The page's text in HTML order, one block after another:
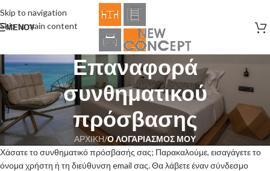
Skip to navigation
Skip to main content
ΜΕΝΟΎ
Επαναφορά
συνθηματικού
πρόσβασης
ΑΡΧΙΚΗ/Ο ΛΟΓΑΡΙΑΣΜΟΣ ΜΟΥ
Χάσατε το συνθηματικό πρόσβασής σας; Παρακαλούμε, εισαγάγετε το
όνομα χρήστη ή τη διεύθυνση email σας. Θα λάβετε έναν σύνδεσμο